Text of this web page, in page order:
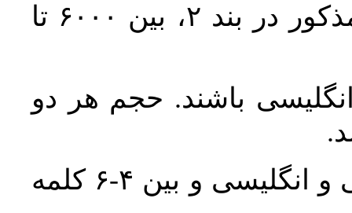
حجم کل مقاله با احتساب تمام بخش‌های مذکور در بند ۲، بین ۶۰۰۰ تا
باشند. حجم هر دو
واژگان کلیدی بلافاصله پس از چکیده فارسی و انگلیسی و بین ۴-۶ کلمه